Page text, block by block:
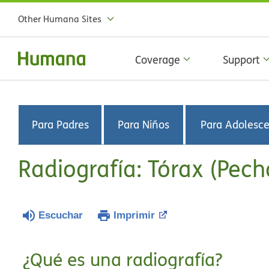
Other Humana Sites
Coverage Support
Para Padres Para Niños Para
Radiografía: Tórax
Escuchar Imprimir
¿Qué es una radiografía?